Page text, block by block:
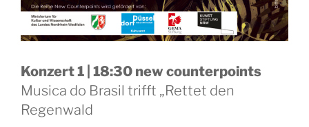
Konzert 1 | 18:30 new counterpoints
Musica do Brasil trifft „Rettet den
Regenwald